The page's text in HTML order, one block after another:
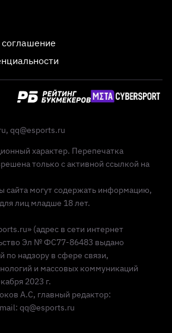
qq@esports.ru
характер. Перепечатка
только с активной ссылкой на
сайта могут содержать информацию,
лиц младше 18 лет.
(адрес в сети интернет
Эл № ФС77-86483 выдано
по надзору в сфере связи,
и массовых коммуникаций
2023 г.
А.С, главный редактор:
qq@esports.ru